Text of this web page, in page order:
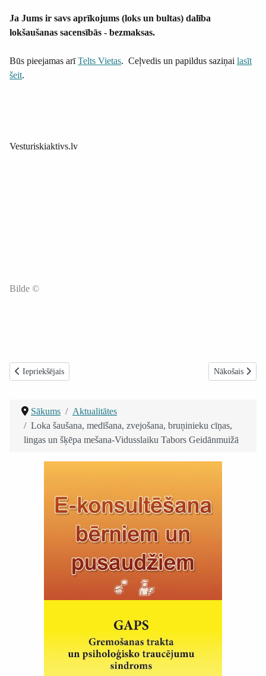
Ja Jums ir savs aprīkojums (loks un bultas) dalība
lokšaušanas sacensībās - bezmaksas.
Būs pieejamas arīTelts Vietas. Ceļvedis un papildus saziņai lasīt
šeit.
Vesturiskiaktivs.lv
Bilde ©
Iepriekšējais raksts: Ceļojumi: Unikālā Ziemeļkoreja un Ķīna 2012
Iepriekšējais Nākamais
Nākošais
Sākums
Aktualitātes
Loka šaušana, medīšana, zvejošana, bruņinieku cīņas,
lingas un šķēpa mešana-Vidusslaiku Tabors Geidānmuižā